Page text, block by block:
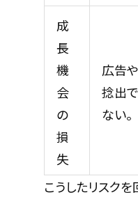
成
長
機
会
の
損
失
広告
捻出
ない。
こうしたリスク